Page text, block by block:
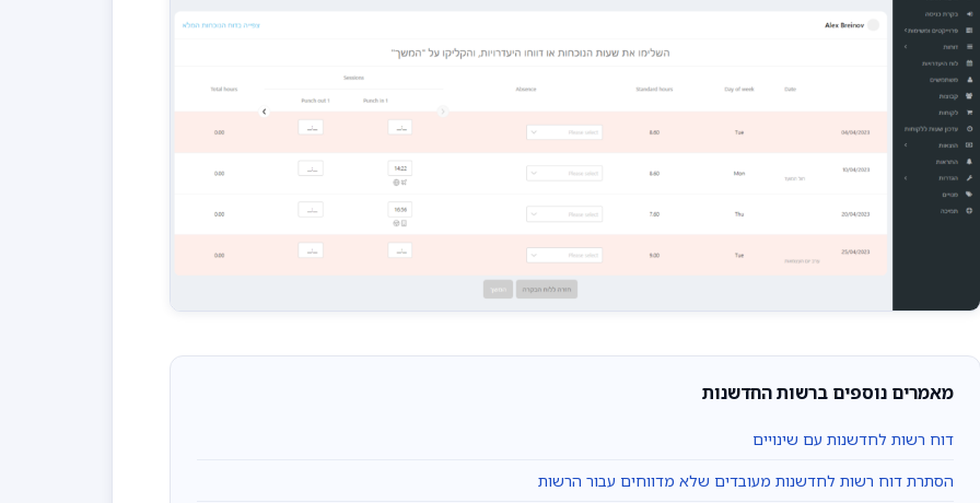
מאמרים נוספים ברשות החדשנות
דוח רשות לחדשנות עם שינויים
הסתרת דוח רשות לחדשנות מעובדים שלא מדווחים עבור הרשות